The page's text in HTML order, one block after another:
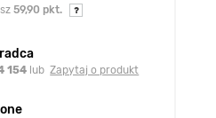
59,90 pkt.
154 lub Zapytaj o produkt